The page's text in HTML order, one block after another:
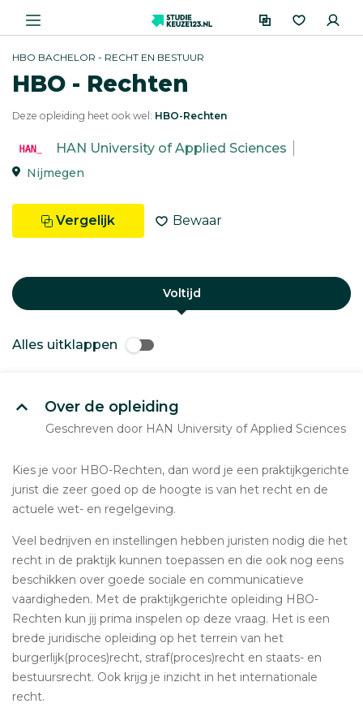
HBO BACHELOR - RECHT EN BESTUUR
HBO - Rechten
Deze opleiding heet ook wel: HBO-Rechten
HAN University of Applied Sciences
Nijmegen
Vergelijk Bewaar
Voltijd
Alles uitklappen
Over de opleiding
Geschreven door HAN University of Applied Sciences
Kies je voor HBO-Rechten, dan word je een praktijkgerichte
jurist die zeer goed op de hoogte is van het recht en de
actuele wet- en regelgeving.
Veel bedrijven en instellingen hebben juristen nodig die het
recht in de praktijk kunnen toepassen en die ook nog eens
beschikken over goede sociale en communicatieve
vaardigheden. Met de praktijkgerichte opleiding HBO-
Rechten kun jij prima inspelen op deze vraag. Het is een
brede juridische opleiding op het terrein van het
burgerlijk(proces)recht, straf(proces)recht en staats- en
bestuursrecht. Ook krijg je inzicht in het internationale
recht.